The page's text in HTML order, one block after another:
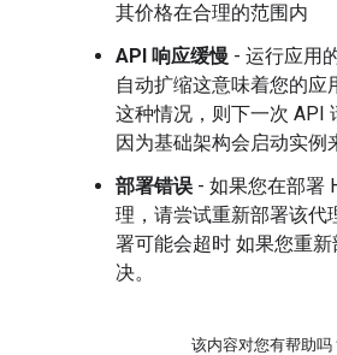
其价格在合理的范围内
API 响应缓慢 - 运行应用
自动扩缩这意味着您的应
这种情况，则下一次 API
因为基础架构会启动实例
部署错误 - 如果您在部署
理，请尝试重新部署该代
署可能会超时 如果您重
决。
该内容对您有帮助吗